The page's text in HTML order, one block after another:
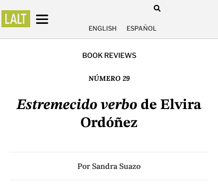
ENGLISH ESPAÑOL
BOOK REVIEWS
NÚMERO 29
Estremecido verbo de Elvira
Ordóñez
PorSandra Suazo